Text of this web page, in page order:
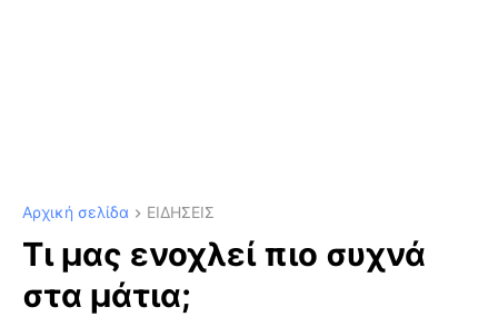
Αρχική σελίδα ΕΙΔΗΣΕΙΣ
Τι μας ενοχλεί πιο συχνά
στα μάτια;